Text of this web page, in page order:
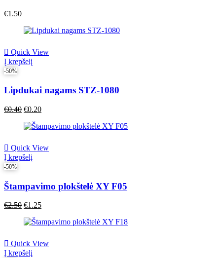
€1.50
Quick View
Į krepšelį
-50%
Lipdukai nagams STZ-1080
Original
€0.40Current
is:
€0.20
Quick View
Į krepšelį
-50%
Štampavimo plokštelė XY F05
Original
€2.50Current
is:
€1.25
Quick View
Į krepšelį